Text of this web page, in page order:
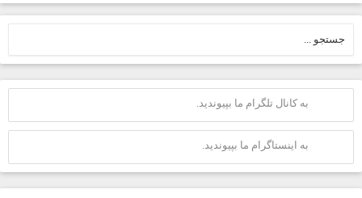
به کانال تلگرام ما بپیوندید.
به اینستاگرام ما بپیوندید.